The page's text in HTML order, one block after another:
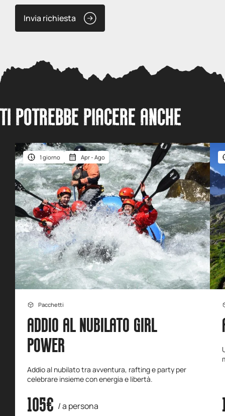
Invia richiesta
TI POTREBBE PIACERE ANCHE
1 giorno Apr - Ago
Pacchetti
ADDIO AL NUBILATO GIRL
POWER
Addio al nubilato tra avventura, rafting e party per
celebrare insieme con energia e libertà.
105€ / a persona